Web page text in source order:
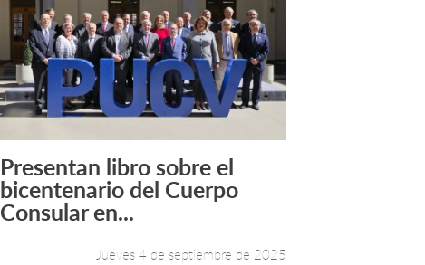
Leer más +
Presentan libro sobre el
bicentenario del Cuerpo
Consular en...
Jueves 4 de septiembre de 2025